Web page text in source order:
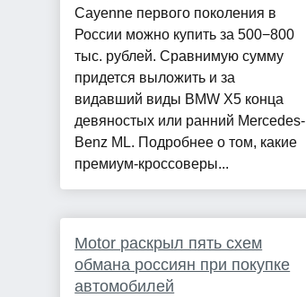
Cayenne первого поколения в
России можно купить за 500−800
тыс. рублей. Сравнимую сумму
придется выложить и за
видавший виды BMW X5 конца
девяностых или ранний Mercedes-
Benz ML. Подробнее о том, какие
премиум-кроссоверы...
Motor раскрыл пять схем
обмана россиян при покупке
автомобилей